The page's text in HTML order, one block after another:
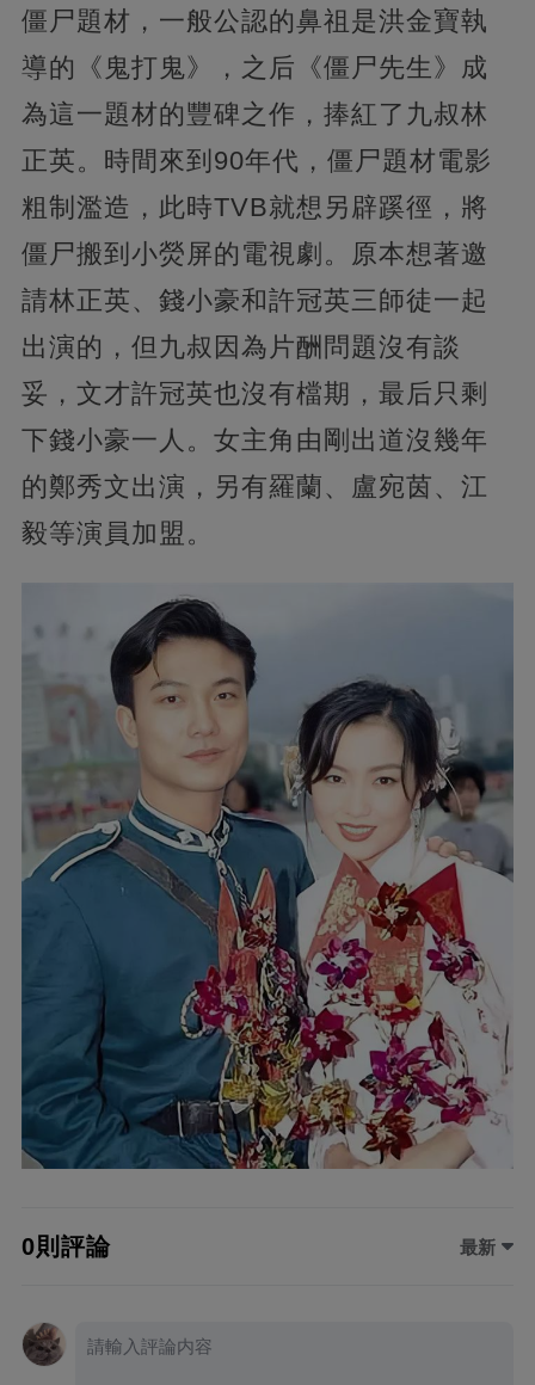
僵尸題材，一般公認的鼻祖是洪金寶執
導的《鬼打鬼》，之后《僵尸先生》成
為這一題材的豐碑之作，捧紅了九叔林
正英。時間來到90年代，僵尸題材電影
粗制濫造，此時TVB就想另辟蹊徑，將
僵尸搬到小熒屏的電視劇。原本想著邀
請林正英、錢小豪和許冠英三師徒一起
出演的，但九叔因為片酬問題沒有談
妥，文才許冠英也沒有檔期，最后只剩
下錢小豪一人。女主角由剛出道沒幾年
的鄭秀文出演，另有羅蘭、盧宛茵、江
毅等演員加盟。
0則評論 最新